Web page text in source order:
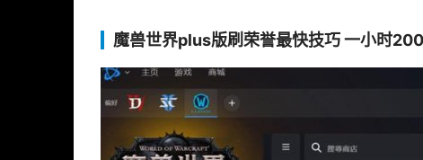
魔兽世界plus版刷荣誉最快技巧 一小时